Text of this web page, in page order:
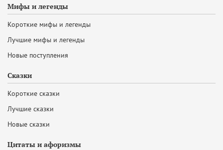
Мифы и легенды
Короткие мифы и легенды
Лучшие мифы и легенды
Новые поступления
Сказки
Короткие сказки
Лучшие сказки
Новые сказки
Цитаты и афоризмы